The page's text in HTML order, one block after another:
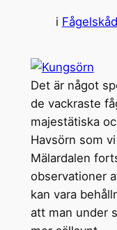
i
Det är något
de vackraste
majestätiska
Havsörn som
Mälardalen
observationer
kan vara
att man under